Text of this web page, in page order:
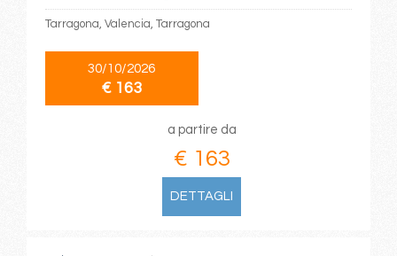
Tarragona, Valencia, Tarragona
30/10/2026
€ 163
a partire da
€ 163
DETTAGLI